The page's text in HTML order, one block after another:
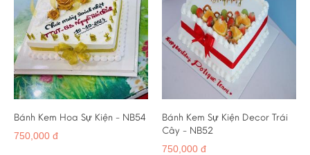
Bánh Kem Hoa Sự Kiện - NB54
750,000 đ
Bánh Kem Sự Kiện Decor Trái
Cây - NB52
750,000 đ